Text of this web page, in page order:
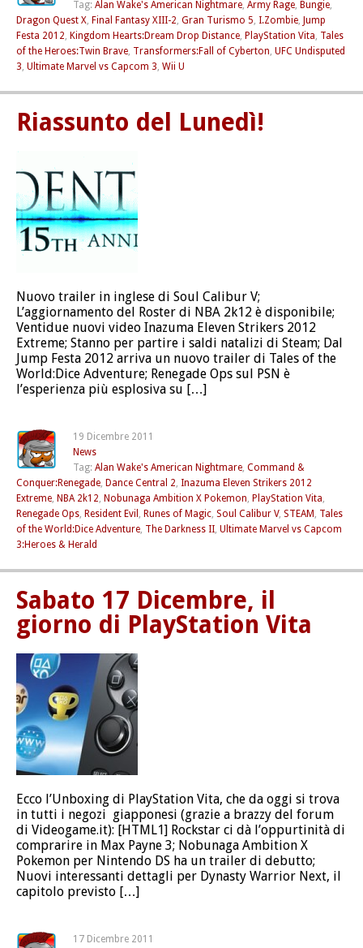
Tag: Alan Wake's American Nightmare, Army Rage, Bungie,
Dragon Quest X, Final Fantasy XIII-2, Gran Turismo 5, I.Zombie, Jump
Festa 2012, Kingdom Hearts:Dream Drop Distance, PlayStation Vita, Tales
of the Heroes:Twin Brave, Transformers:Fall of Cyberton, UFC Undisputed
3, Ultimate Marvel vs Capcom 3, Wii U
Riassunto del Lunedì!
Nuovo trailer in inglese di Soul Calibur V;
L’aggiornamento del Roster di NBA 2k12 è disponibile;
Ventidue nuovi video Inazuma Eleven Strikers 2012
Extreme; Stanno per partire i saldi natalizi di Steam; Dal
Jump Festa 2012 arriva un nuovo trailer di Tales of the
World:Dice Adventure; Renegade Ops sul PSN è
l’esperienza più esplosiva su […]
19 Dicembre 2011
News
Tag: Alan Wake's American Nightmare, Command &
Conquer:Renegade, Dance Central 2, Inazuma Eleven Strikers 2012
Extreme, NBA 2k12, Nobunaga Ambition X Pokemon, PlayStation Vita,
Renegade Ops, Resident Evil , Runes of Magic, Soul Calibur V, STEAM , Tales
of the World:Dice Adventure, The Darkness II, Ultimate Marvel vs Capcom
3:Heroes & Herald
Sabato 17 Dicembre, il
giorno di PlayStation Vita
Ecco l’Unboxing di PlayStation Vita, che da oggi si trova
in tutti i negozi giapponesi (grazie a brazzy del forum
di Videogame.it): [HTML1] Rockstar ci dà l’oppurtinità di
comprarire in Max Payne 3; Nobunaga Ambition X
Pokemon per Nintendo DS ha un trailer di debutto;
Nuovi interessanti dettagli per Dynasty Warrior Next, il
capitolo previsto […]
17 Dicembre 2011